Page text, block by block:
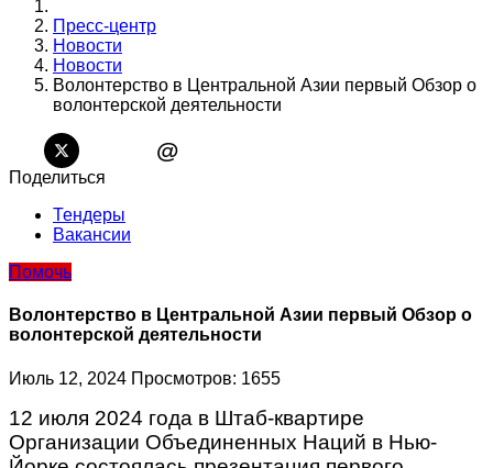
Пресс-центр
Новости
Новости
Волонтерство в Центральной Азии первый Обзор о
волонтерской деятельности
@
Поделиться
Тендеры
Вакансии
Помочь
Волонтерство в Центральной Азии первый Обзор о
волонтерской деятельности
Июль 12, 2024 Просмотров: 1655
12 июля 2024 года в Штаб-квартире
Организации Объединенных Наций в Нью-